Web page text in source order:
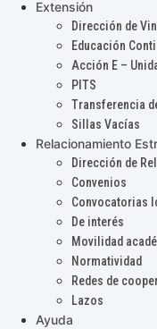
Extensión
Dirección de
Educación
Acción E –
PITS
Transferencia
Sillas Vacías
Relacionamiento
Dirección de
Convenios
Convocatorias
De interés
Movilidad
Normatividad
Redes de
Lazos
Ayuda